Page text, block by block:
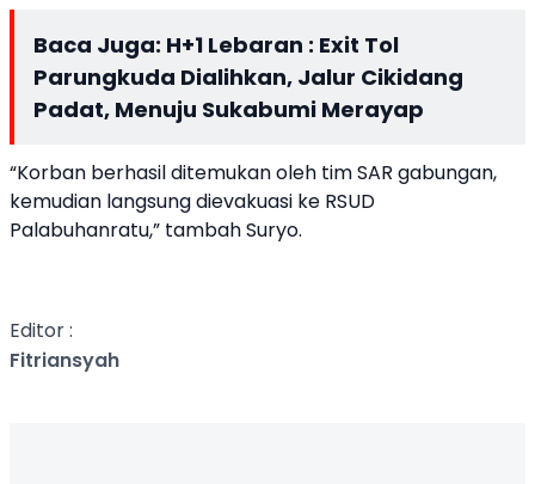
Baca Juga: H+1 Lebaran : Exit Tol
Parungkuda Dialihkan, Jalur Cikidang
Padat, Menuju Sukabumi Merayap
“Korban berhasil ditemukan oleh tim SAR gabungan,
kemudian langsung dievakuasi ke RSUD
Palabuhanratu,” tambah Suryo.
Editor :
Fitriansyah